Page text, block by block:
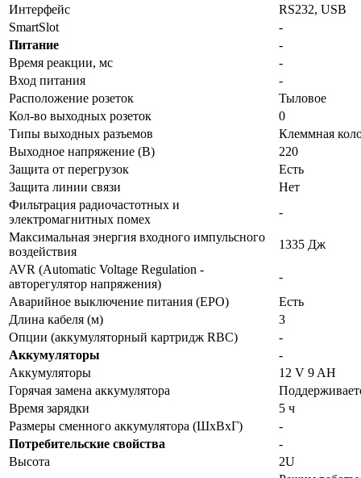
Интерфейс
RS232, USB
SmartSlot
-
Питание
-
Время реакции, мс
-
Вход питания
-
Расположение розеток
Тыловое
Кол-во выходных розеток
0
Типы выходных разъемов
Клеммная
Выходное напряжение (В)
220
Защита от перегрузок
Есть
Защита линии связи
Нет
Фильтрация радиочастотных и
электромагнитных помех
-
Максимальная энергия входного импульсного
воздействия
1335 Дж
AVR (Automatic Voltage Regulation -
авторегулятор напряжения)
-
Аварийное выключение питания (EPO)
Есть
Длина кабеля (м)
3
Опции (аккумуляторный картридж RBC)
-
Аккумуляторы
-
Аккумуляторы
12 V 9 AH
Горячая замена аккумулятора
Время зарядки
5 ч
Размеры сменного аккумулятора (ШхВхГ)
-
Потребительские свойства
-
Высота
2U